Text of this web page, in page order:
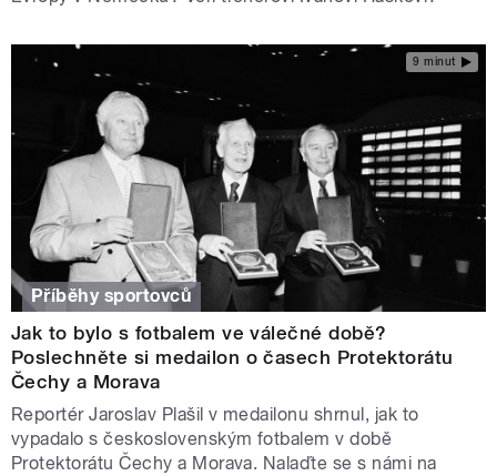
9 minut
Příběhy sportovců
Jak to bylo s fotbalem ve válečné době?
Poslechněte si medailon o časech Protektorátu
Čechy a Morava
Reportér Jaroslav Plašil v medailonu shrnul, jak to
vypadalo s československým fotbalem v době
Protektorátu Čechy a Morava. Nalaďte se s námi na